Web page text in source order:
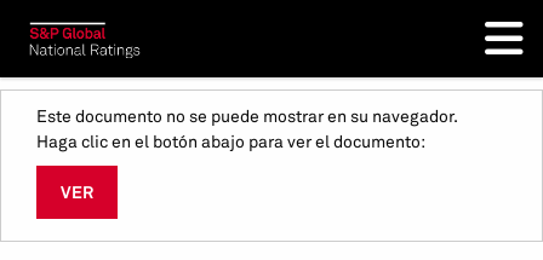
Este documento no se puede mostrar en su navegador.
Haga clic en el botón abajo para ver el documento:
VER